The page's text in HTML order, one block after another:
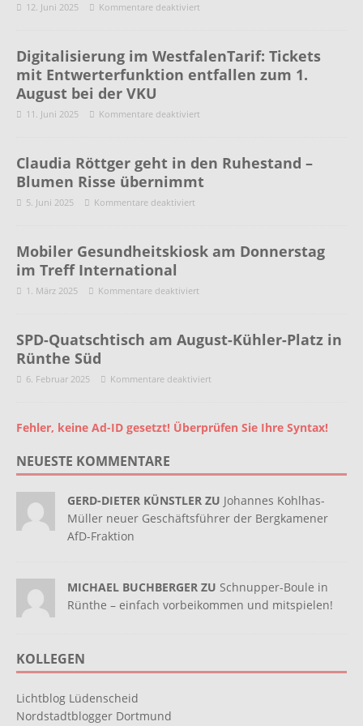
12. Juni 2025 Kommentare deaktiviert
Digitalisierung im WestfalenTarif: Tickets
mit Entwerterfunktion entfallen zum 1.
August bei der VKU
11. Juni 2025 Kommentare deaktiviert
Claudia Röttger geht in den Ruhestand –
Blumen Risse übernimmt
5. Juni 2025 Kommentare deaktiviert
Mobiler Gesundheitskiosk am Donnerstag
im Treff International
1. März 2025 Kommentare deaktiviert
SPD-Quatschtisch am August-Kühler-Platz in
Rünthe Süd
6. Februar 2025 Kommentare deaktiviert
Fehler, keine Ad-ID gesetzt! Überprüfen Sie Ihre Syntax!
NEUESTE KOMMENTARE
GERD-DIETER KÜNSTLER ZU Johannes Kohlhas-
Müller neuer Geschäftsführer der Bergkamener
AfD-Fraktion
MICHAEL BUCHBERGER ZU Schnupper-Boule in
Rünthe – einfach vorbeikommen und mitspielen!
KOLLEGEN
Lichtblog Lüdenscheid
Nordstadtblogger Dortmund